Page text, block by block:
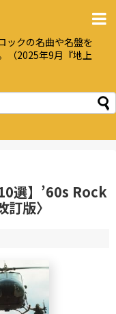
ックの名曲や名盤を
（2025年9月『地上
選】’60s Rock
版〉